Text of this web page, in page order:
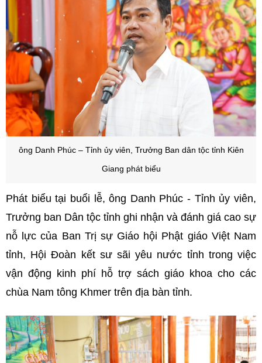
ông Danh Phúc – Tỉnh ủy viên, Trưởng Ban dân tộc tỉnh Kiên
Giang phát biểu
Phát biểu tại buổi lễ, ông Danh Phúc - Tỉnh ủy viên,
Trưởng ban Dân tộc tỉnh ghi nhận và đánh giá cao sự
nỗ lực của Ban Trị sự Giáo hội Phật giáo Việt Nam
tỉnh, Hội Đoàn kết sư sãi yêu nước tỉnh trong việc
vận động kinh phí hỗ trợ sách giáo khoa cho các
chùa Nam tông Khmer trên địa bàn tỉnh.